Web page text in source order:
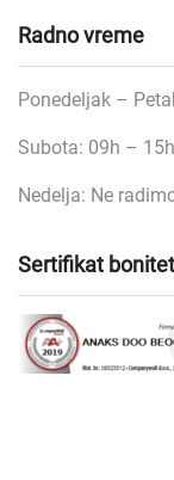
Radno vreme
Ponedeljak –
Subota: 09h – 15h
Nedelja: Ne
Sertifikat